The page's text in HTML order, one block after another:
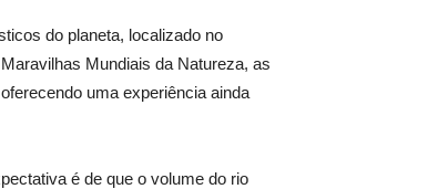
do planeta, localizado no
Mundiais da Natureza, as
uma experiência ainda
é de que o volume do rio